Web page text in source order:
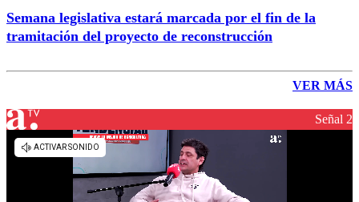
Semana legislativa estará marcada por el fin de la
tramitación del proyecto de reconstrucción
VER MÁS
Señal 2